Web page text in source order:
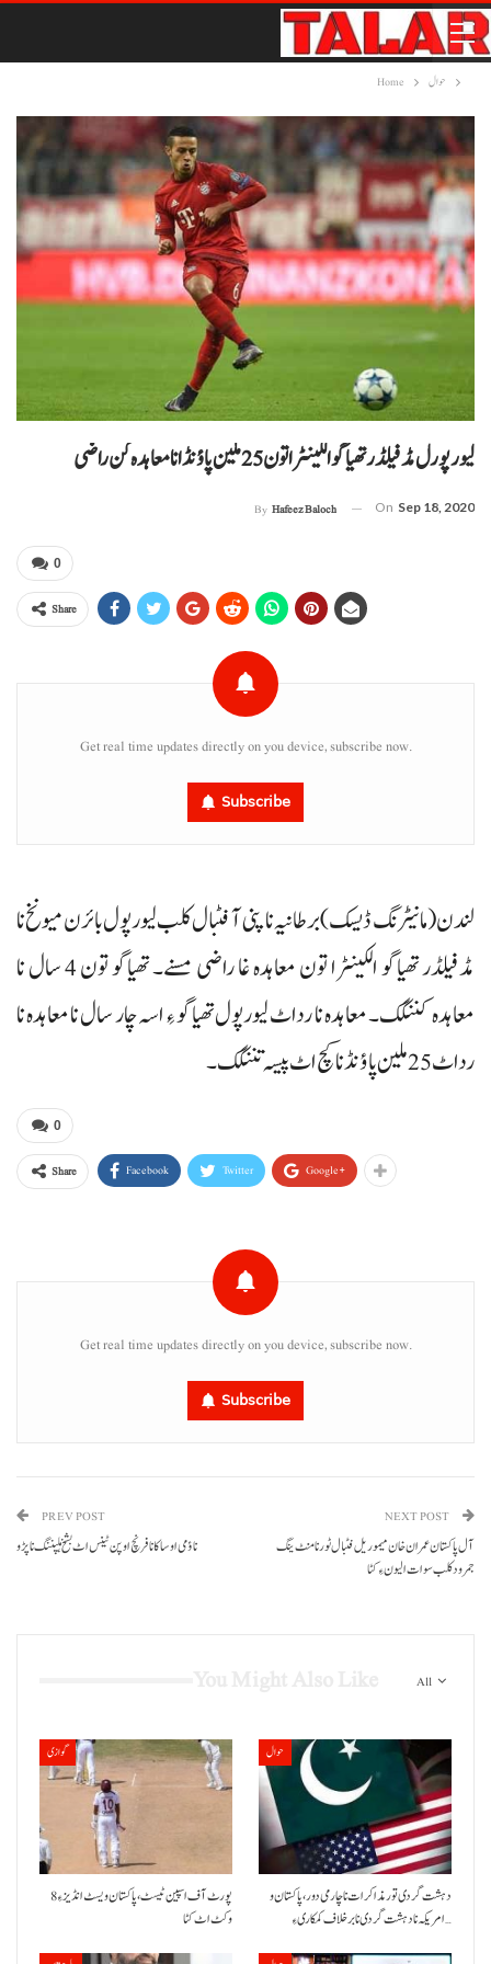
Home حوال
لیورپورل مڈفیلڈر تھیاگو الکینٹرا تون 25 ملین پاؤنڈ انا معاہدہ کن راضی
By Hafeez Baloch On Sep 18, 2020
0
Share
Get real time updates directly on you device, subscribe now.
Subscribe
لندن (مانیٹرنگ ڈیسک) برطانیہ نا پنی آ فٹبال کلب لیورپول بائرن میونخ نا
مڈفیلڈر تھیاگو الکینٹرا تون معاہدہ غا راضی مسنے۔ تھیاگو تون 4 سال نا
معاہدہ کننگک۔ معاہدہ نا رداٹ لیورپول تھیاگو ءِ اسہ چار سال نا معاہدہ نا
رداٹ 25 ملین پاؤنڈ نا کچ اٹ پیسہ تننگک۔
0
Share Facebook Twitter Google+
Get real time updates directly on you device, subscribe now.
Subscribe
PREV POST
ناؤمی اوساکا نا فرنچ اوپن ٹینس اٹ بشخ ہلپننگ نا پڑو
NEXT POST
آل پاکستان عمران خان میموریل فٹبال ٹورنامنٹ ینگ
جمرود کلب سوات الیون ءِ کٹا
All
گوازی
پورٹ آف اسپین ٹیسٹ،پاکستان ویسٹ انڈیز ءِ 8
وکٹ اٹ کٹا
حوال
دہشت گردی تور مذاکرات نا چارمی دور،پاکستان و
امریکہ نا دہشت گردی نا برخلاف کمکاری ءِ…